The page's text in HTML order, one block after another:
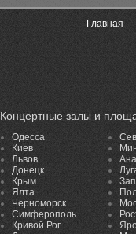
Главная
Концертные залы и
Одесса
Киев
Львов
Донецк
Крым
Ялта
Черноморск
Симферополь
Кривой Рог